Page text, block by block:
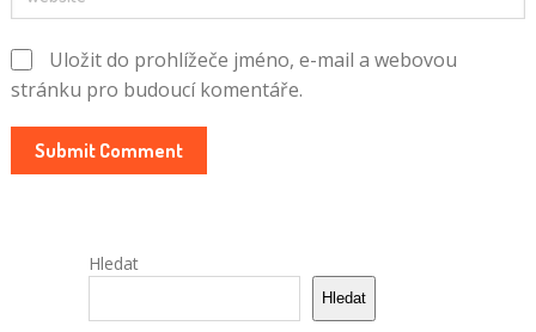
Uložit do prohlížeče jméno, e-mail a webovou
stránku pro budoucí komentáře.
Hledat
Hledat